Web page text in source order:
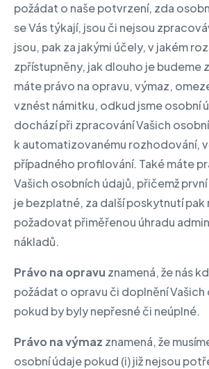
požádat o naše potvrzení, zda
se Vás týkají, jsou či nejsou
jsou, pak za jakými účely, v jakém
zpřístupněny, jak dlouho je budeme
máte právo na opravu, výmaz,
vznést námitku, odkud jsme osobní
dochází při zpracování Vašich
k automatizovanému rozhodování,
případného profilování. Také máte
Vašich osobních údajů, přičemž
je bezplatné, za další poskytnutí pak
požadovat přiměřenou úhradu
nákladů.
Právo na opravu znamená, že nás
požádat o opravu či doplnění Vašich
pokud by byly nepřesné či neúplné.
Právo na výmaz znamená, že
osobní údaje pokud (i) již nejsou